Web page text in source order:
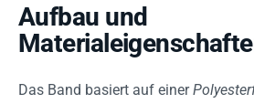
Aufbau und
Das Band basiert auf einer